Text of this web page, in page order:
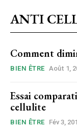
ANTI
Comment
BIEN ÊTRE Août 1,
Essai
cellulite
BIEN ÊTRE Fév 3,